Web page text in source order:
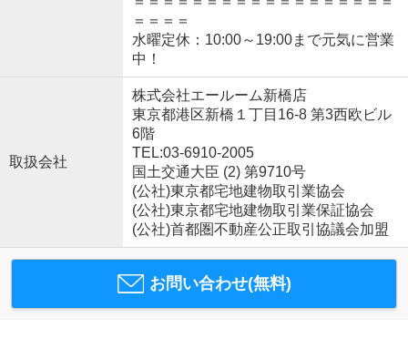
＝＝＝＝
水曜定休：10:00～19:00まで元気に営業
中！
取扱会社
株式会社エールーム新橋店
東京都港区新橋１丁目16-8 第3西欧ビル
6階
TEL:03-6910-2005
国土交通大臣 (2) 第9710号
(公社)東京都宅地建物取引業協会
(公社)東京都宅地建物取引業保証協会
(公社)首都圏不動産公正取引協議会加盟
お問い合わせ(無料)